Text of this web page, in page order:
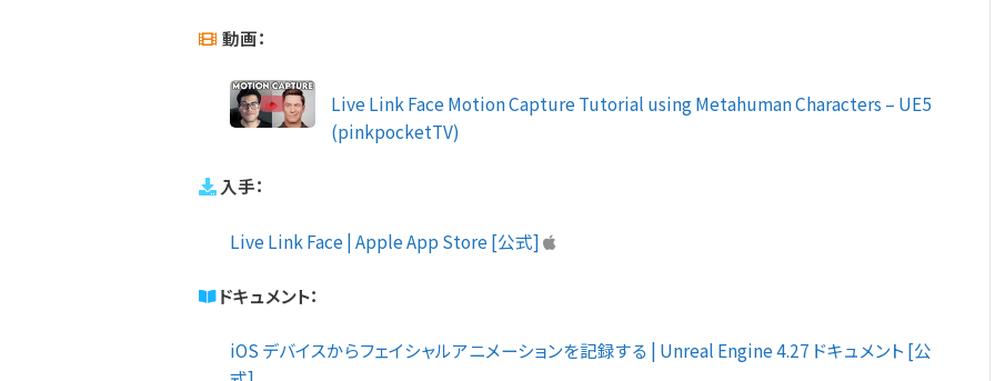
動画：
Live Link Face Motion Capture Tutorial using Metahuman Characters – UE5
(pinkpocketTV)
入手：
Live Link Face | Apple App Store [公式]
ドキュメント：
iOS デバイスからフェイシャルアニメーションを記録する | Unreal Engine 4.27 ドキュメント [公